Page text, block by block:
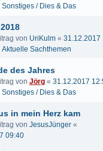
Sonstiges / Dies & Das
von UriKulm « 31.12.2017
Aktuelle Sachthemen
des Jahres
von Jörg « 31.12.2017
Sonstiges / Dies & Das
in mein Herz kam
von JesusJünger «
09:40